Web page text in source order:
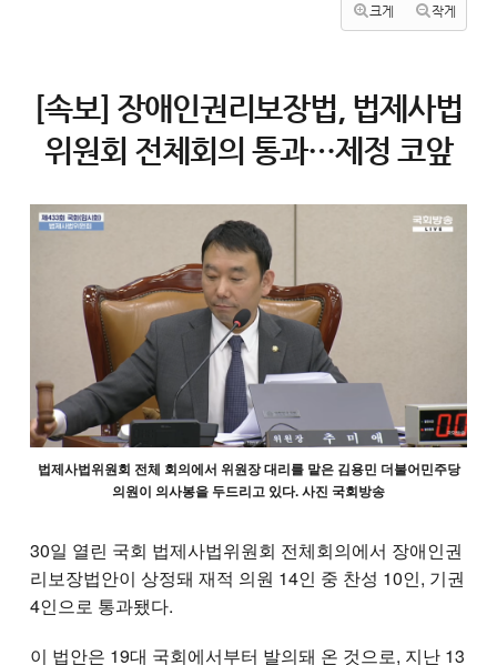
크게 작게
[속보] 장애인권리보장법, 법제사법
위원회 전체회의 통과…제정 코앞
법제사법위원회 전체 회의에서 위원장 대리를 맡은 김용민 더불어민주당
의원이 의사봉을 두드리고 있다. 사진 국회방송
30일 열린 국회 법제사법위원회 전체회의에서 장애인권
리보장법안이 상정돼 재적 의원 14인 중 찬성 10인, 기권
4인으로 통과됐다.
이 법안은 19대 국회에서부터 발의돼 온 것으로, 지난 13